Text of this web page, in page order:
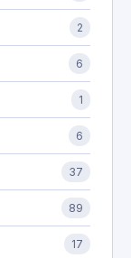
2
6
1
6
37
89
17